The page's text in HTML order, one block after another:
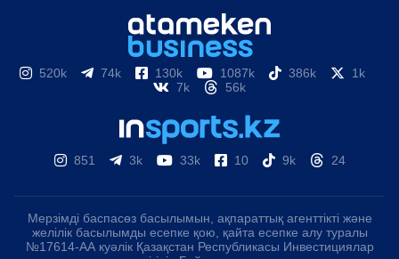
520k 74k 130k 1087k 386k
1k
7k
56k
851 3k 33k 10 9k 24
Мерзімді баспасөз басылымын, ақпараттық агенттікті және
желілік басылымды есепке қою, қайта есепке алу туралы
№17614-АА куәлік Қазақстан Республикасы Инвестициялар